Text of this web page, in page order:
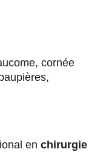
cornée
en chirurgie